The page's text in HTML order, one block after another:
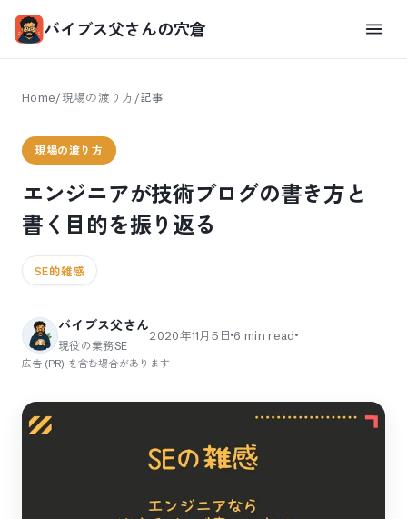
バイブス父さんの穴倉
Home/現場の渡り方 /記事
現場の渡り方
エンジニアが技術ブログの書き方と
書く目的を振り返る
SE的雑感
バイブス父さん
現役の業務SE
2020年11月5日 6 min read
広告 (PR) を含む場合があります